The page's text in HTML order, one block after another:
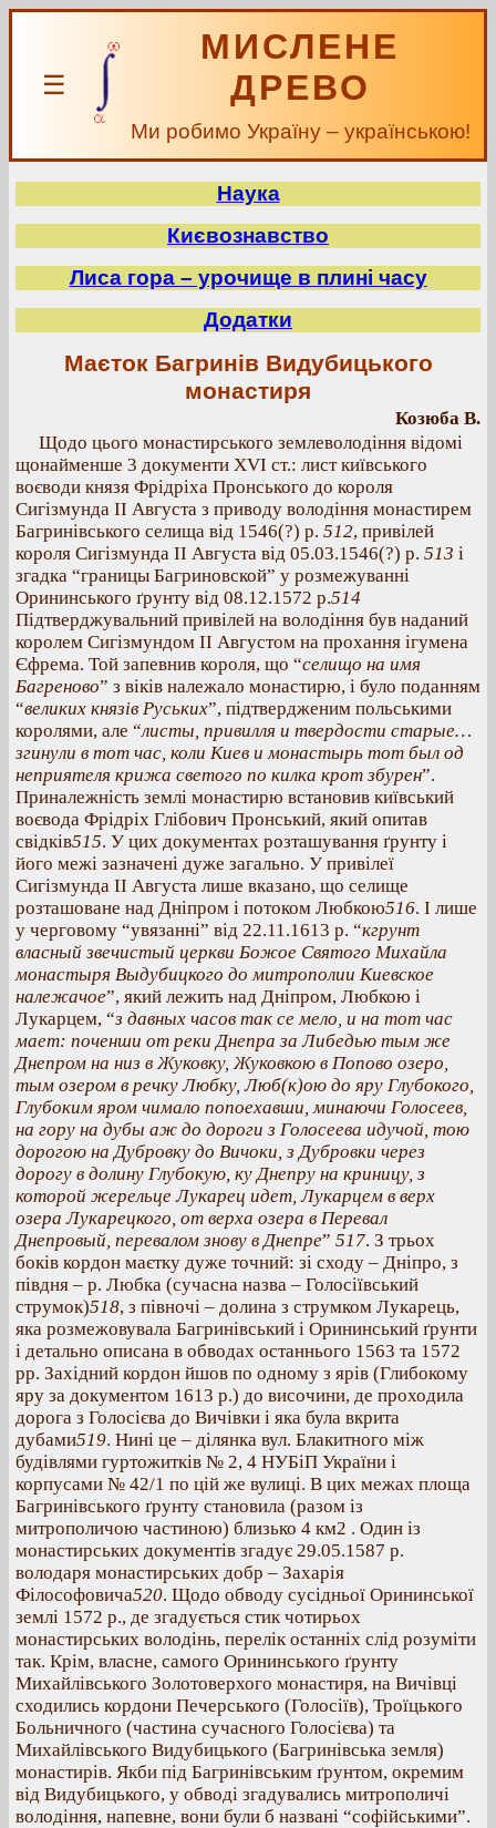
☰
МИСЛЕНЕ
ДРЕВО
Ми робимо Україну – українською!
Наука
Києвознавство
Лиса гора – урочище в плині часу
Додатки
Маєток Багринів Видубицького
монастиря
Козюба В.
Щодо цього монастирського землеволодіння відомі
щонайменше 3 документи ХVІ ст.: лист київського
воєводи князя Фрідріха Пронського до короля
Сигізмунда ІІ Августа з приводу володіння монастирем
Багринівського селища від 1546(?) р. 512, привілей
короля Сигізмунда ІІ Августа від 05.03.1546(?) р. 513 і
згадка “границы Багриновской” у розмежуванні
Орининського ґрунту від 08.12.1572 р.514
Підтверджувальний привілей на володіння був наданий
королем Сигізмундом ІІ Августом на прохання ігумена
Єфрема. Той запевнив короля, що “селищо на имя
Багреново” з віків належало монастирю, і було поданням
“великих князів Руських”, підтвердженим польськими
королями, але “листы, привилля и твердости старые…
згинули в тот час, коли Киев и монастырь тот был од
неприятеля крижа светого по килка крот збурен”.
Приналежність землі монастирю встановив київський
воєвода Фрідріх Глібович Пронський, який опитав
свідків515. У цих документах розташування ґрунту і
його межі зазначені дуже загально. У привілеї
Сигізмунда ІІ Августа лише вказано, що селище
розташоване над Дніпром і потоком Любкою516. І лише
у черговому “увязанні” від 22.11.1613 р. “кгрунт
власный звечистый церкви Божое Святого Михайла
монастыря Выдубицкого до митрополии Киевское
належачое”, який лежить над Дніпром, Любкою і
Лукарцем, “з давных часов так се мело, и на тот час
мает: поченши от реки Днепра за Либедью тым же
Днепром на низ в Жуковку, Жуковкою в Попово озеро,
тым озером в речку Любку, Люб(к)ою до яру Глубокого,
Глубоким яром чимало попоехавши, минаючи Голосеев,
на гору на дубы аж до дороги з Голосеева идучой, тою
дорогою на Дубровку до Вичоки, з Дубровки через
дорогу в долину Глубокую, ку Днепру на криницу, з
которой жерельце Лукарец идет, Лукарцем в верх
озера Лукарецкого, от верха озера в Перевал
Днепровый, перевалом знову в Днепре” 517. З трьох
боків кордон маєтку дуже точний: зі сходу – Дніпро, з
півдня – р. Любка (сучасна назва – Голосіївський
струмок)518, з півночі – долина з струмком Лукарець,
яка розмежовувала Багринівський і Орининський ґрунти
і детально описана в обводах останнього 1563 та 1572
рр. Західний кордон йшов по одному з ярів (Глибокому
яру за документом 1613 р.) до височини, де проходила
дорога з Голосієва до Вичівки і яка була вкрита
дубами519. Нині це – ділянка вул. Блакитного між
будівлями гуртожитків № 2, 4 НУБіП України і
корпусами № 42/1 по цій же вулиці. В цих межах площа
Багринівського ґрунту становила (разом із
митрополичою частиною) близько 4 км2 . Один із
монастирських документів згадує 29.05.1587 р.
володаря монастирських добр – Захарія
Філософовича520. Щодо обводу сусідньої Орининської
землі 1572 р., де згадується стик чотирьох
монастирських володінь, перелік останніх слід розуміти
так. Крім, власне, самого Орининського ґрунту
Михайлівського Золотоверхого монастиря, на Вичівці
сходились кордони Печерського (Голосіїв), Троїцького
Больничного (частина сучасного Голосієва) та
Михайлівського Видубицького (Багринівська земля)
монастирів. Якби під Багринівським ґрунтом, окремим
від Видубицького, у обводі згадувались митрополичі
володіння, напевне, вони були б названі “софійськими”.